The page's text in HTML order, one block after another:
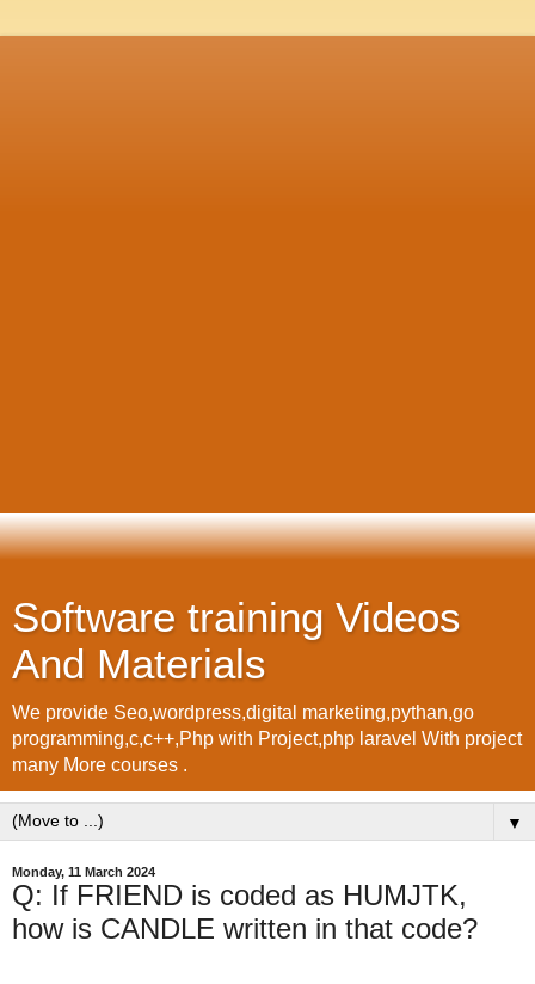
Software training Videos
And Materials
We provide Seo,wordpress,digital marketing,pythan,go
programming,c,c++,Php with Project,php laravel With project
many More courses .
▼
Monday, 11 March 2024
Q: If FRIEND is coded as HUMJTK,
how is CANDLE written in that code?